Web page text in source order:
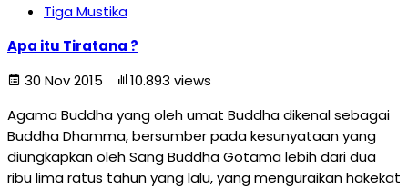
Tiga Mustika
Apa itu Tiratana ?
30 Nov 2015
10.893 views
Agama Buddha yang oleh umat Buddha dikenal sebagai
Buddha Dhamma, bersumber pada kesunyataan yang
diungkapkan oleh Sang Buddha Gotama lebih dari dua
ribu lima ratus tahun yang lalu, yang menguraikan hakekat